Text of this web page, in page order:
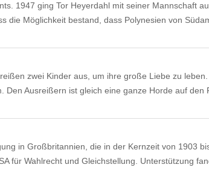
1947 ging Tor Heyerdahl mit seiner Mannschaft
die Möglichkeit bestand, dass Polynesien von
zwei Kinder aus, um ihre große Liebe zu
Den Ausreißern ist gleich eine ganze Horde auf
in Großbritannien, die in der Kernzeit von 1903
für Wahlrecht und Gleichstellung. Unterstützung